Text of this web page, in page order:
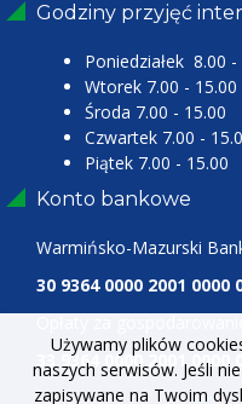
Godziny przyjęć
Poniedziałek 8.00 -
Wtorek 7.00 - 15.00
Środa 7.00 - 15.00
Czwartek 7.00 -
Piątek 7.00 - 15.00
Konto bankowe
Warmińsko-Mazurski
30 9364 0000 2001 0000
33 9364 0000 2001 0000
Używamy plików
naszych serwisów. Jeśli
zapisywane na Twoim